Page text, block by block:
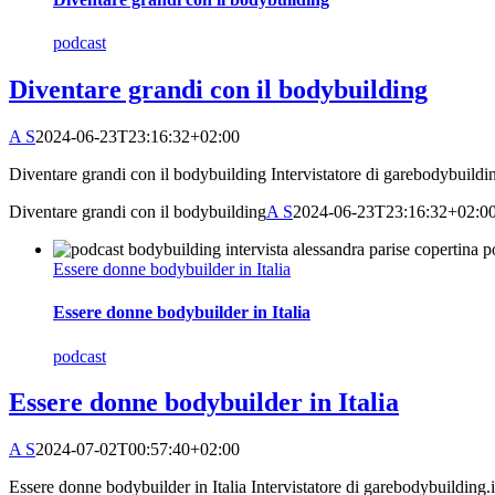
podcast
Diventare grandi con il bodybuilding
A S2024-06-23T23:16:32+02:00
Diventare grandi con il bodybuilding Intervistatore di
Diventare grandi con il bodybuildingA S2024-06-
Essere donne bodybuilder in Italia
Essere donne bodybuilder in Italia
podcast
Essere donne bodybuilder in Italia
A S2024-07-02T00:57:40+02:00
Essere donne bodybuilder in Italia Intervistatore di